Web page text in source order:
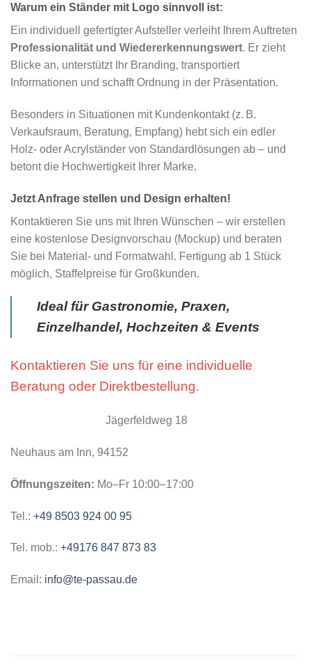
Warum ein Ständer mit Logo sinnvoll ist:
Ein individuell gefertigter Aufsteller verleiht Ihrem Auftreten
Professionalität und Wiedererkennungswert. Er zieht
Blicke an, unterstützt Ihr Branding, transportiert
Informationen und schafft Ordnung in der Präsentation.
Besonders in Situationen mit Kundenkontakt (z. B.
Verkaufsraum, Beratung, Empfang) hebt sich ein edler
Holz- oder Acrylständer von Standardlösungen ab – und
betont die Hochwertigkeit Ihrer Marke.
Jetzt Anfrage stellen und Design erhalten!
Kontaktieren Sie uns mit Ihren Wünschen – wir erstellen
eine kostenlose Designvorschau (Mockup) und beraten
Sie bei Material- und Formatwahl. Fertigung ab 1 Stück
möglich, Staffelpreise für Großkunden.
Ideal für Gastronomie, Praxen,
Einzelhandel, Hochzeiten & Events
Kontaktieren Sie uns für eine individuelle
Beratung oder Direktbestellung.
Jägerfeldweg 18
Neuhaus am Inn, 94152
Öffnungszeiten: Mo–Fr 10:00–17:00
Tel.: +49 8503 924 00 95
Tel. mob.: +49176 847 873 83
Email: info@te-passau.de